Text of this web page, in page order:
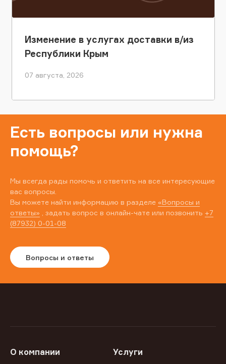
Изменение в услугах доставки в/из
Республики Крым
07 августа, 2026
Есть вопросы или нужна
помощь?
Мы всегда рады помочь и ответить на все интересующие
вас вопросы.
Вы можете найти информацию в разделе «Вопросы и
ответы» , задать вопрос в онлайн-чате или позвонить +7
(87932) 0-01-08
Вопросы и ответы
О компании Услуги